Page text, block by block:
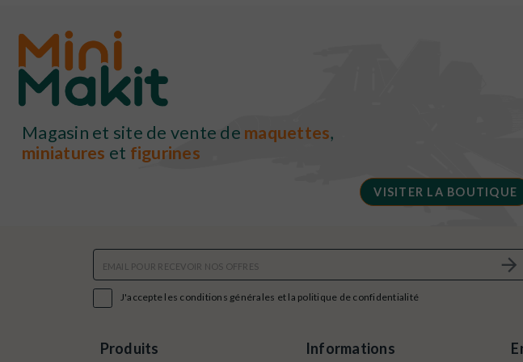
Magasin et site de vente de maquettes,
miniatures et figurines
VISITER LA BOUTIQUE
J'accepte les conditions générales et la politique de confidentialité
Produits Informations